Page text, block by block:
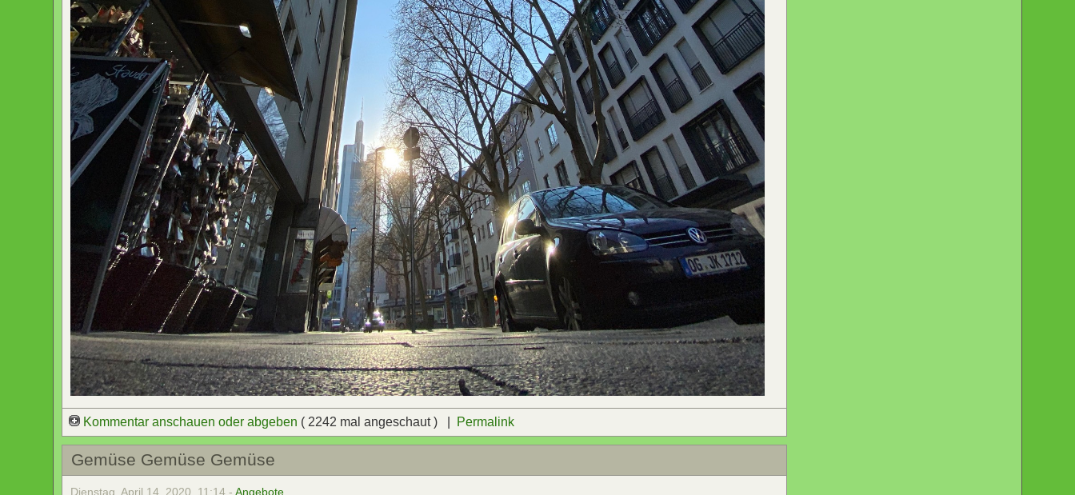
Kommentar anschauen oder abgeben ( 2242 mal angeschaut ) | Permalink
Gemüse Gemüse Gemüse
Dienstag, April 14, 2020, 11:14 -Angebote